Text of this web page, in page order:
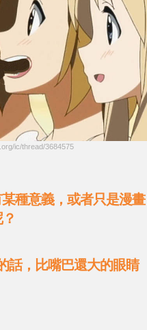
ic/thread/3684575
某種意義，或者只是漫畫
話，比嘴巴還大的眼睛